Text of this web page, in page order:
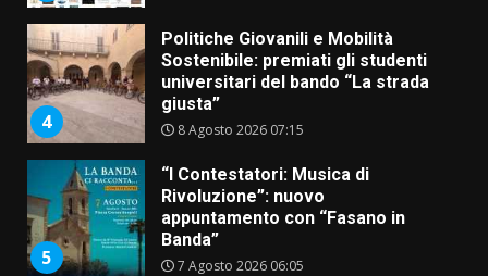
4
Politiche Giovanili e Mobilità
Sostenibile: premiati gli studenti
universitari del bando “La strada
giusta”
8 Agosto 2026 07:15
5
“I Contestatori: Musica di
Rivoluzione”: nuovo
appuntamento con “Fasano in
Banda”
7 Agosto 2026 06:05